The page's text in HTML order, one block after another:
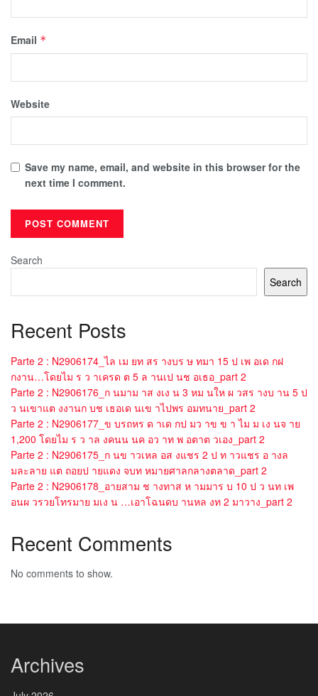
Email *
Website
Save my name, email, and website in this browser for the
next time I comment.
Search
Search
Recent Posts
Parte 2 : N2906174_ไล เม ยท สร างบร ษ ทมา 15 ป เพ อเด กฝ
กงาน…โดยไม ร ว าเครด ต 5 ล านเป นช อเธอ_part 2
Parte 2 : N2906176_ก นมาม าส งเง น 3 หม นให ผ วสร างบ าน 5 ป
ว นเขาแต งงานก บช เธอเด นเข าไปพร อมทนาย_part 2
Parte 2 : N2906177_ข บรถหร ด าเด กป มว าข ข า ไม ม เง นจ าย
1,200 โดยไม ร ว าล งคนน นค อว าท พ อตาต วเอง_part 2
Parte 2 : N2906175_ก นข าวเหล อส งแชร 2 ป ท าวแชร อ างล
มละลาย แต ถอยป ายแดง จบท หมายศาลกลางตลาด_part 2
Parte 2 : N2906178_อายสาม ช างทาส ห ามมาร บ 10 ป ว นท เพ
อนผ วรวยโทรมาย มเง น …เอาโฉนดบ านหล งท 2 มาวาง_part 2
Recent Comments
No comments to show.
Archives